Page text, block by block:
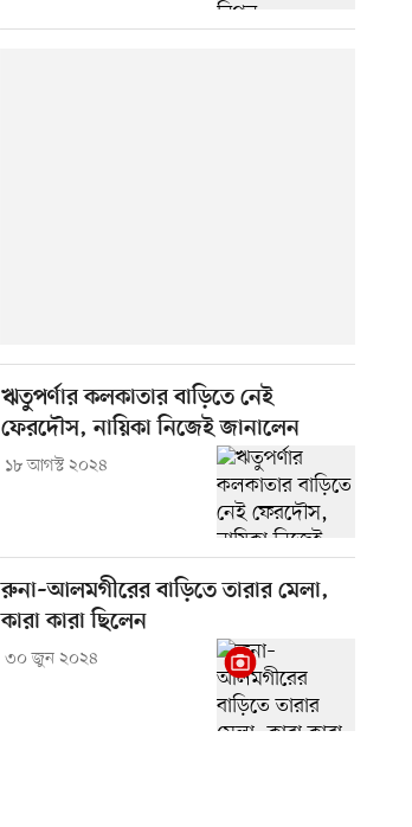
ঋতুপর্ণার কলকাতার বাড়িতে নেই
ফেরদৌস, নায়িকা নিজেই জানালেন
১৮ আগস্ট ২০২৪
রুনা–আলমগীরের বাড়িতে তারার মেলা,
কারা কারা ছিলেন
৩০ জুন ২০২৪